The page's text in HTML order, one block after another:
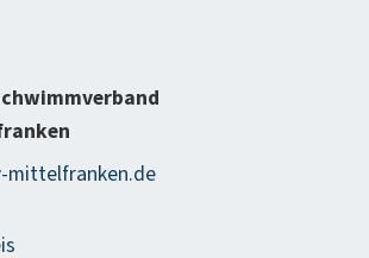
mittelfranken.de